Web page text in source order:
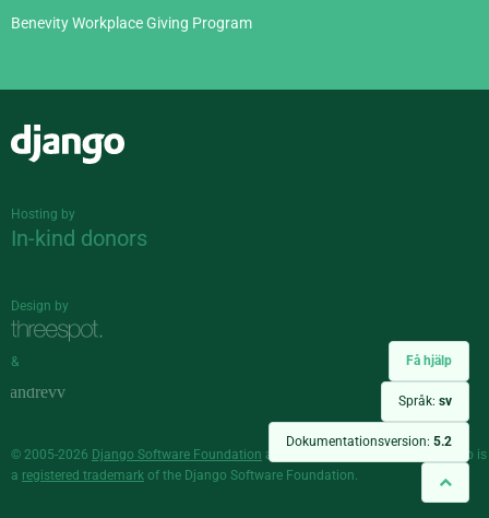
Få hjälp
Språk: sv
Dokumentationsversion: 5.2
Benevity Workplace Giving Program
Hosting by
In-kind donors
Design by
&
© 2005-2026 Django Software Foundation and individual contributors. Django is
a registered trademark of the Django Software Foundation.